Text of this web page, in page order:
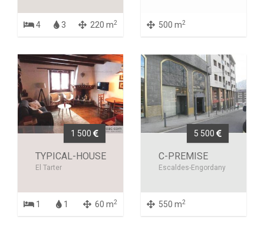
4 3 220 m2 500 m2
1 500
TYPICAL-HOUSE
El Tarter
1 1 60 m2
5 500
C-PREMISE
Escaldes-Engordany
550 m2